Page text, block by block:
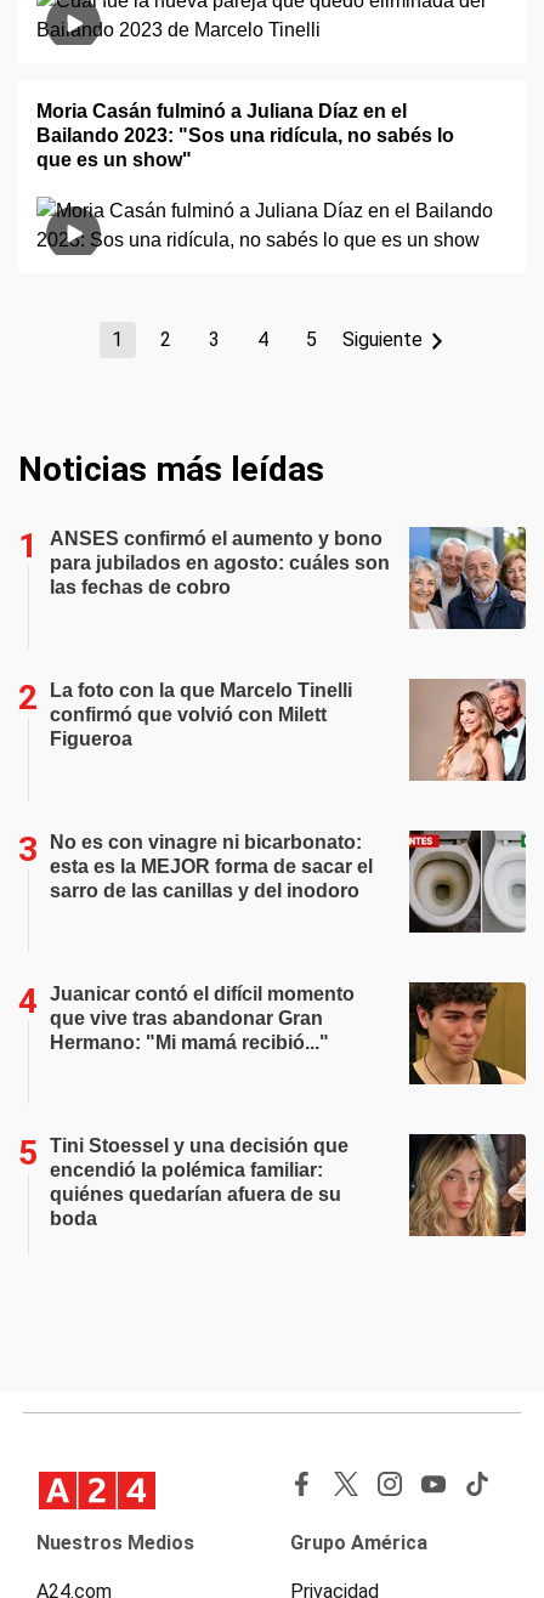
Moria Casán fulminó a Juliana Díaz en el
Bailando 2023: "Sos una ridícula, no sabés lo
que es un show"
1 2 3 4 5 Siguiente
Noticias más leídas
ANSES confirmó el aumento y bono
para jubilados en agosto: cuáles son
las fechas de cobro
La foto con la que Marcelo Tinelli
confirmó que volvió con Milett
Figueroa
No es con vinagre ni bicarbonato:
esta es la MEJOR forma de sacar el
sarro de las canillas y del inodoro
Juanicar contó el difícil momento
que vive tras abandonar Gran
Hermano: "Mi mamá recibió..."
Tini Stoessel y una decisión que
encendió la polémica familiar:
quiénes quedarían afuera de su
boda
Nuestros Medios
A24.com
Grupo América
Privacidad